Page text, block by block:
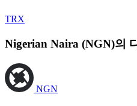
TRX
Nigerian Naira (NGN)의
NGN